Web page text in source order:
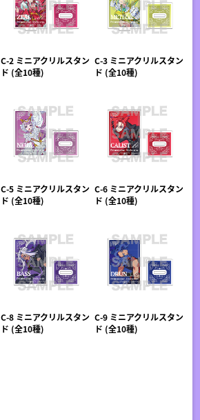
C-2 ミニアクリルスタン
ド (全10種)
C-3 ミニアクリルスタン
ド (全10種)
C-5 ミニアクリルスタン
ド (全10種)
C-6 ミニアクリルスタン
ド (全10種)
C-8 ミニアクリルスタン
ド (全10種)
C-9 ミニアクリルスタン
ド (全10種)